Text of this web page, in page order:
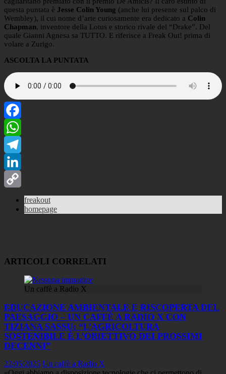
questa puntata è Jesse Colin Young (anche lui presente sul palco di
Wembley), il cui nome d’arte curiosamente era dedicato a Colin
Chapman, inventore della Lotus e storico rivale del “Drake”. Del
quale Gianni Agnesa sa TUTTO. E riferisce a Freak Out! prima di
volare a Zurigo.
ASCOLTA LA PUNTATA
Facebook
WhatsApp
Telegram
LinkedIn
Link
freakout
homepage
ARTICOLI CORRELATI
Un caffè a Radio X
EDUCAZIONE AMBIENTALE E RISCOPERTA DEL
PAESAGGIO – UN CAFFÈ A RADIO X CON
TIZIANA SASSU: “L’AGRICOLTURA
SOSTENIBILE È L’OBIETTIVO DEI PROSSIMI
DECENNI”
22/05/2025 Un caffè a Radio X